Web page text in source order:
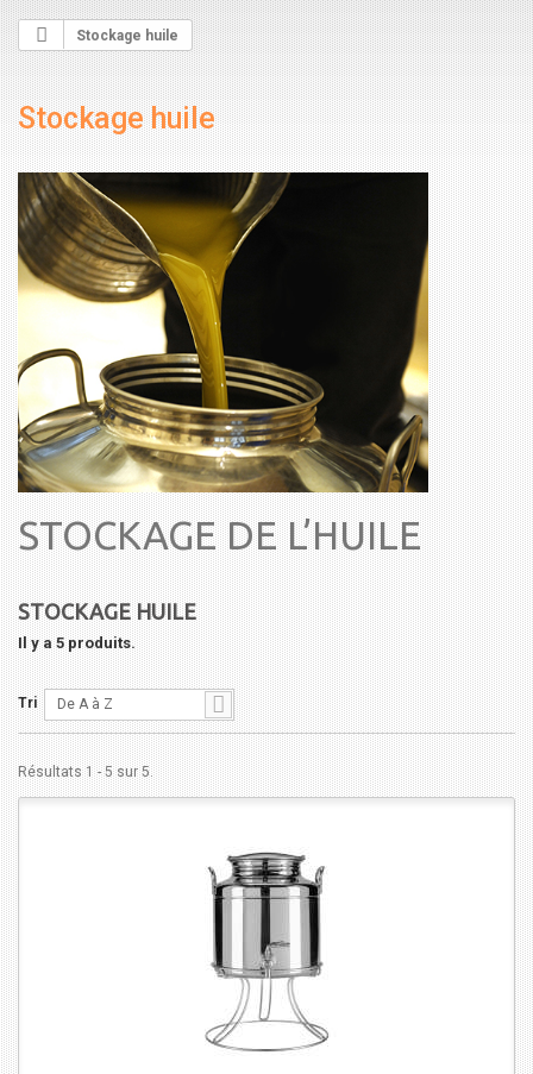
Stockage huile
Stockage huile
STOCKAGE DE L’HUILE
STOCKAGE HUILE
Il y a 5 produits.
Tri De A à Z
Résultats 1 - 5 sur 5.